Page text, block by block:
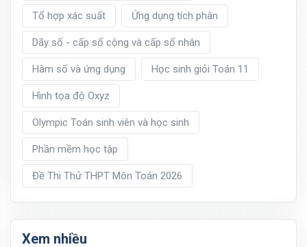
Tổ hợp xác suất Ứng dụng tích phân
Dãy số - cấp số cộng và cấp số nhân
Hàm số và ứng dụng Học sinh giỏi Toán 11
Hình tọa độ Oxyz
Olympic Toán sinh viên và học sinh
Phần mềm học tập
Đề Thi Thử THPT Môn Toán 2026
Xem nhiều